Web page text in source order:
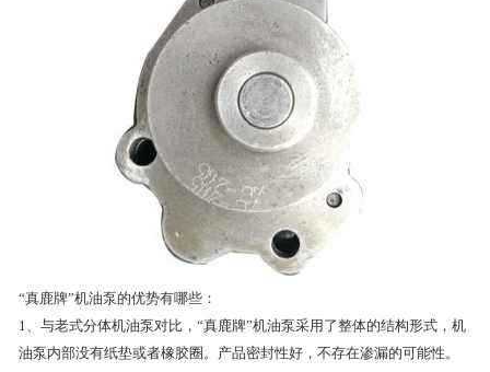
“真鹿牌”机油泵的优势有哪些：
1、与老式分体机油泵对比，“真鹿牌”机油泵采用了整体的结构形式，机
油泵内部没有纸垫或者橡胶圈。产品密封性好，不存在渗漏的可能性。